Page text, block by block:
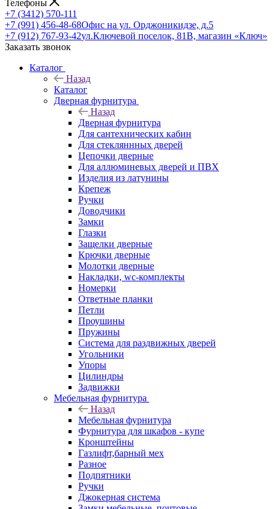
Телефоны
+7 (3412) 570-111
+7 (991) 456-48-68Офис на ул. Орджоникидзе, д.5
+7 (912) 767-93-42ул.Ключевой поселок, 81В, магазин «Ключ»
Заказать звонок
Каталог
Назад
Каталог
Дверная фурнитура
Назад
Дверная фурнитура
Для сантехнических кабин
Для стекляннных дверей
Цепочки дверные
Для аллюминевых дверей и ПВХ
Изделия из латунины
Крепеж
Ручки
Доводчики
Замки
Глазки
Защелки дверные
Крючки дверные
Молотки дверные
Накладки, wc-комплекты
Номерки
Ответные планки
Петли
Проушины
Пружины
Система для раздвижных дверей
Угольники
Упоры
Цилиндры
Задвижки
Мебельная фурнитура
Назад
Мебельная фурнитура
Фурнитура для шкафов - купе
Кронштейны
Газлифт,барный мех
Разное
Подпятники
Ручки
Джокерная система